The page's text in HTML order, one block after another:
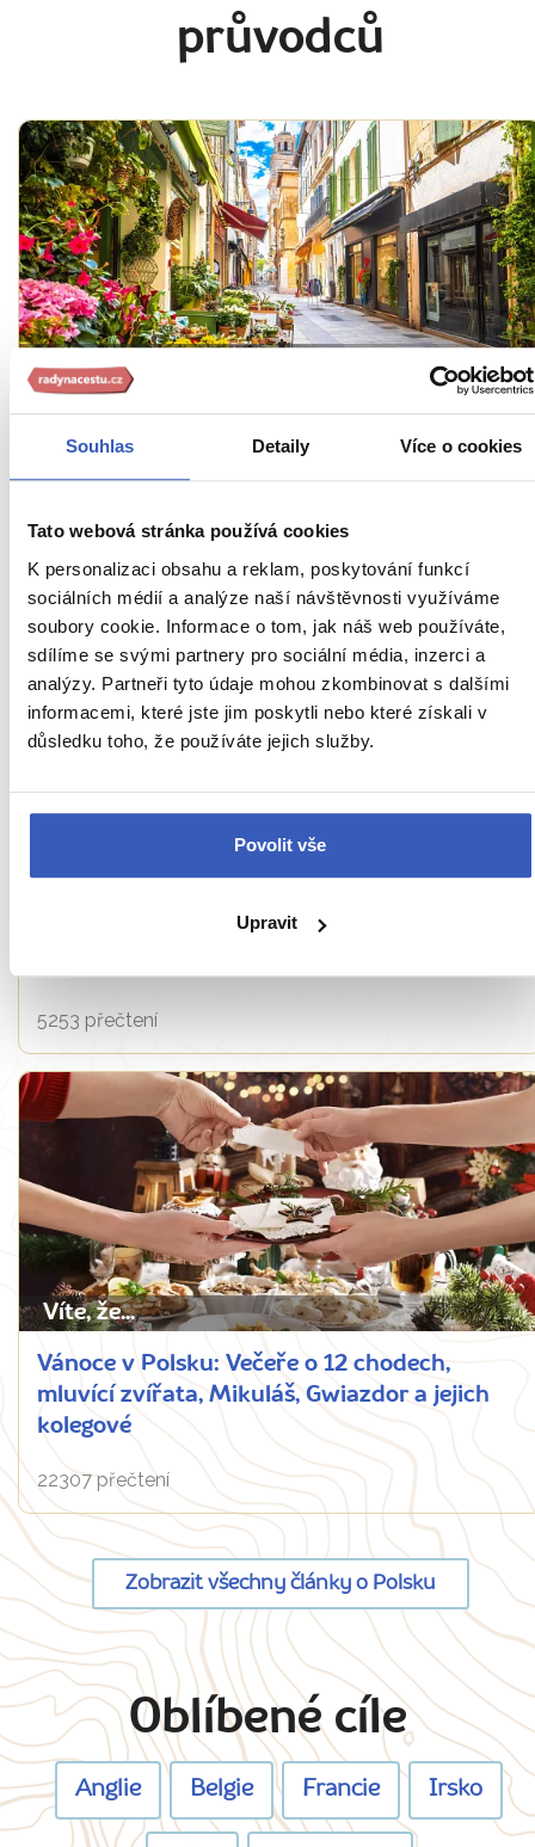
Souhlas Detaily Více o cookies
Tato webová stránka používá cookies
K personalizaci obsahu a reklam, poskytování funkcí
sociálních médií a analýze naší návštěvnosti využíváme
soubory cookie. Informace o tom, jak náš web používáte,
sdílíme se svými partnery pro sociální média, inzerci a
analýzy. Partneři tyto údaje mohou zkombinovat s dalšími
informacemi, které jste jim poskytli nebo které získali v
důsledku toho, že používáte jejich služby.
Povolit vše
Upravit
průvodců
Inspirace
10 podzimních okouzlujících měst na dosah
ruky: Je na čase promnout oči a zapátrat po
méně známých cestovatelských
14380 přečtení
Varšavě: grzaniec, světelná zahrada a polský
5253 přečtení
Víte, že...
Vánoce v Polsku: Večeře o 12 chodech,
mluvící zvířata, Mikuláš, Gwiazdor a jejich
kolegové
22307 přečtení
Zobrazit všechny články o Polsku
Oblíbené cíle
Anglie Belgie Francie Irsko